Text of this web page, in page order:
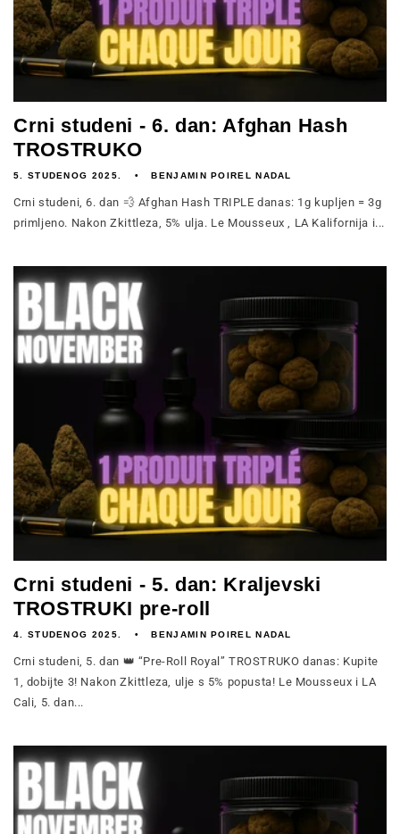
Crni studeni - 6. dan: Afghan Hash
TROSTRUKO
5. STUDENOG 2025. BENJAMIN POIREL NADAL
Crni studeni, 6. dan 💨 Afghan Hash TRIPLE danas: 1g kupljen = 3g
primljeno. Nakon Zkittleza, 5% ulja. Le Mousseux , LA Kalifornija i...
Crni studeni - 5. dan: Kraljevski
TROSTRUKI pre-roll
4. STUDENOG 2025. BENJAMIN POIREL NADAL
Crni studeni, 5. dan 👑 “Pre-Roll Royal” TROSTRUKO danas: Kupite
1, dobijte 3! Nakon Zkittleza, ulje s 5% popusta! Le Mousseux i LA
Cali, 5. dan...